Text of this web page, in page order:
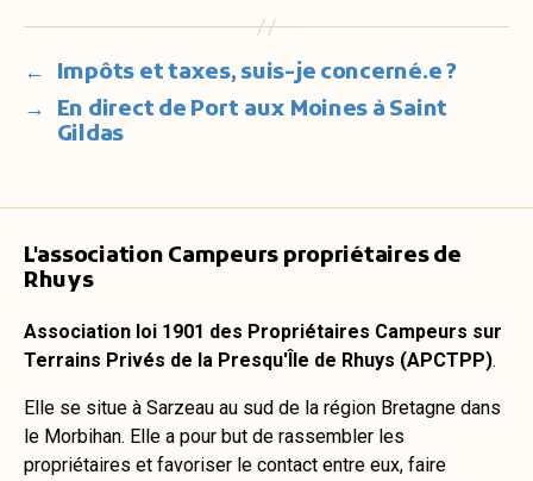
←
Impôts et taxes, suis-je concerné.e ?
→
En direct de Port aux Moines à Saint
Gildas
L'association Campeurs propriétaires de
Rhuys
Association loi 1901 des Propriétaires Campeurs sur
Terrains Privés de la Presqu'Île de Rhuys (APCTPP).
Elle se situe à Sarzeau au sud de la région Bretagne dans
le Morbihan. Elle a pour but de rassembler les
propriétaires et favoriser le contact entre eux, faire